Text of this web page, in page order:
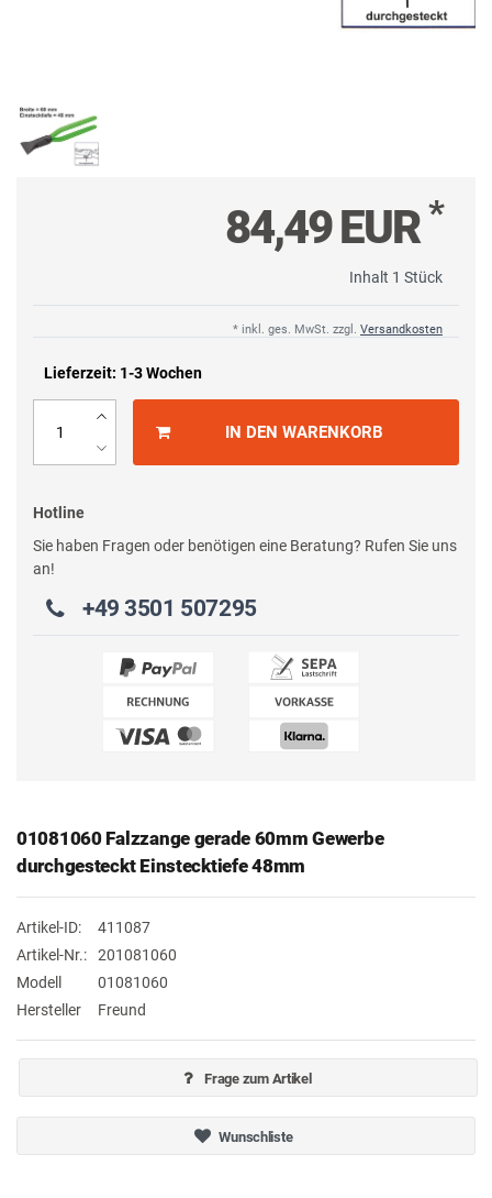
84,49 EUR*
Inhalt 1 Stück
* inkl. ges. MwSt. zzgl. Versandkosten
Lieferzeit: 1-3 Wochen
IN DEN WARENKORB
Hotline
Sie haben Fragen oder benötigen eine Beratung? Rufen Sie uns
an!
+49 3501 507295
01081060 Falzzange gerade 60mm Gewerbe
durchgesteckt Einstecktiefe 48mm
Artikel-ID:
411087
Artikel-Nr.:
201081060
Modell
01081060
Hersteller
Freund
Frage zum Artikel
Wunschliste